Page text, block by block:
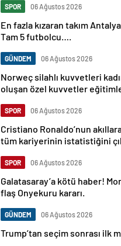
SPOR 06 Ağustos 2026
En fazla kızaran takım
Tam 5 futbolcu….
GÜNDEM 06 Ağustos 2026
Norweç silahlı kuvvetleri
oluşan özel kuvvetler
SPOR 06 Ağustos 2026
Cristiano Ronaldo’nun
tüm kariyerinin istatistiğini
SPOR 06 Ağustos 2026
Galatasaray’a kötü haber!
flaş Onyekuru kararı.
GÜNDEM 06 Ağustos 2026
Trump’tan seçim sonrası ilk